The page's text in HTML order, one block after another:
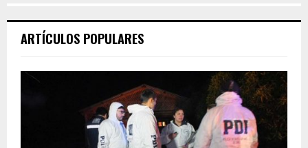
ARTÍCULOS POPULARES